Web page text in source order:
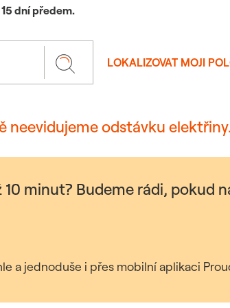
dní předem.
LOKALIZOVAT MOJI
neevidujeme odstávku elektřiny.
minut? Budeme rádi, pokud
a jednoduše i přes mobilní aplikaci